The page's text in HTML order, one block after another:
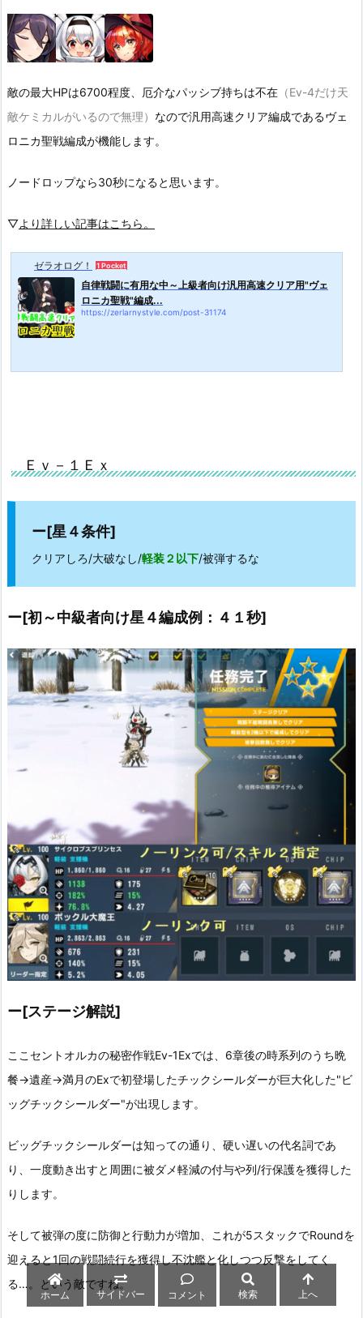
・対装甲装備Ex+0~+10
・出力強化回路Ex+0~+10
（入手：常設イベント至高の晩餐Ev-2bドロップなど。ベータで
（入手：常設4-3Ex初回クリア報酬など）
※周囲にレオナなどバッファーを添えてにより上記ステを達成で
きるのなら指定Lv以下で運用も可
・スキル２指定
・新規ユーザーログインボーナス６日目
・復帰者ログインボーナス１日目
ー補足
サイプリは支援攻撃または指定保護が付与 されていない 時、保
護無視や自己バフとしてクリ率が増加するだけでなくこのいず
れか分だけ攻撃時に敵に被ダメ増加デバフを与えつつダメージ
計算を行うスキル２を所持しています。
よってサイプリ運用の時点で指定保護や支援攻撃キャラは採用
できないため、それ以外で編成を組む必要がありました。
自前の行動力バフにより開幕に行動、スキル２の9マス攻撃で一
掃し続けるため☆条件の被弾や大破、Round制限は無関係に等
敵の最大HPは6700程度、厄介なパッシブ持ちは不在 （Ev-4だけ天
敵ケミカルがいるので無理） なので汎用高速クリア編成であるヴェ
ロニカ聖戦編成が機能します。
ノードロップなら30秒になると思います。
▽より詳しい記事はこちら。
ゼラオログ！ 1 Pocket
自律戦闘に有用な中～上級者向け汎用高速クリア用"ヴェ
ロニカ聖戦"編成...
https://zerlarnystyle.com/post-31174
Ｅｖ－１Ｅｘ
ー[星４条件]
クリアしろ/大破なし/軽装２以下/被弾するな
ー[初～中級者向け星４編成例：４１秒]
ー[ステージ解説]
ここセントオルカの秘密作戦Ev-1Exでは、6章後の時系列のうち晩
餐→遺産→満月のExで初登場したチックシールダーが巨大化した"ビ
ッグチックシールダー"が出現します。
ビッグチックシールダーは知っての通り、硬い遅いの代名詞であ
り、一度動き出すと周囲に被ダメ軽減の付与や列/行保護を獲得した
りします。
そして被弾の度に防御と行動力が増加、これが5スタックでRoundを
迎えると1回の戦闘続行を獲得し不沈艦と化しつつ反撃をしてく
る…。という敵ですね。
ホーム サイドバー コメント 検索 上へ